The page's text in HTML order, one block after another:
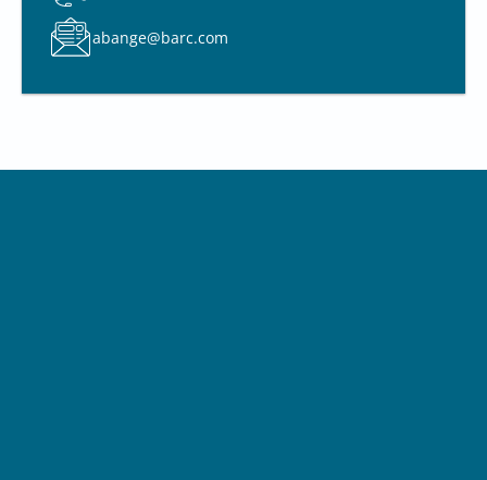
abange@barc.com